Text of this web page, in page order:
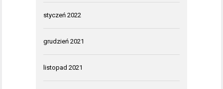
styczeń 2022
grudzień 2021
listopad 2021